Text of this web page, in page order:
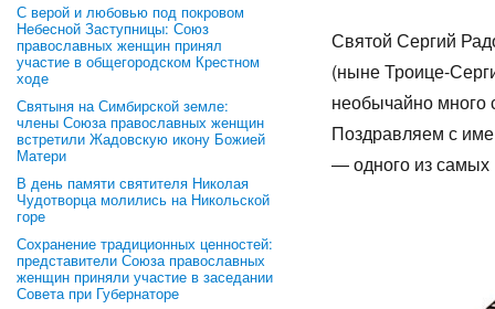
С верой и любовью под покровом
Небесной Заступницы: Союз
православных женщин принял
участие в общегородском Крестном
ходе
Святыня на Симбирской земле:
члены Союза православных женщин
встретили Жадовскую икону Божией
Матери
В день памяти святителя Николая
Чудотворца молились на Никольской
горе
Сохранение традиционных ценностей:
представители Союза православных
женщин приняли участие в заседании
Совета при Губернаторе
Святой Сергий
(ныне Троице-
необычайно много
Поздравляем с
— одного из самых